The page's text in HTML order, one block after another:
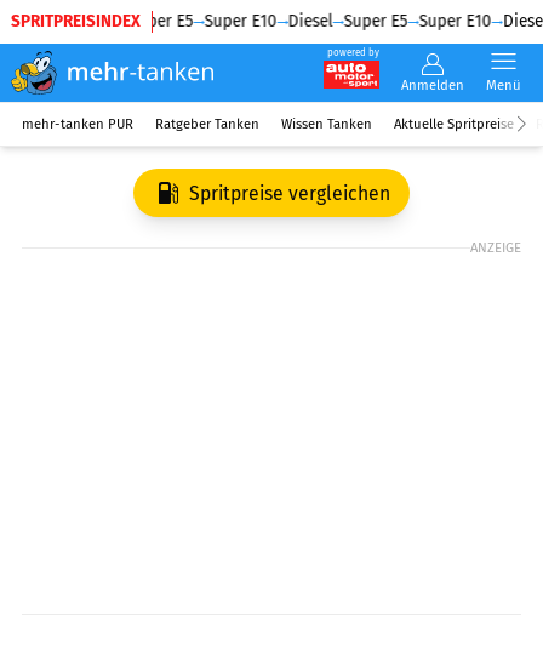
SPRITPREISINDEX
Diesel Super E5 Super E10 Diesel Super E5 Super E10 Diesel
powered by
Anmelden Menü
mehr-tanken PUR Ratgeber Tanken Wissen Tanken Aktuelle Spritpreise
Spritpreise vergleichen
ANZEIGE